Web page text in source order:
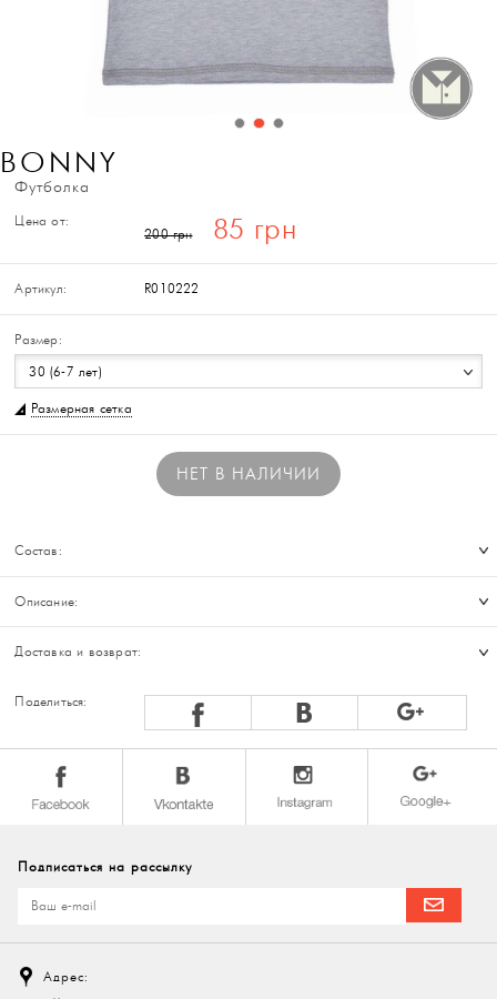
BONNY
Футболка
Цена от:
200 грн
85 грн
Артикул: R010222
Размер:
30 (6-7 лет)
Размерная сетка
НЕТ В НАЛИЧИИ
Состав:
Описание:
Доставка и возврат:
Поделиться:
Подписаться на рассылку
Адрес: